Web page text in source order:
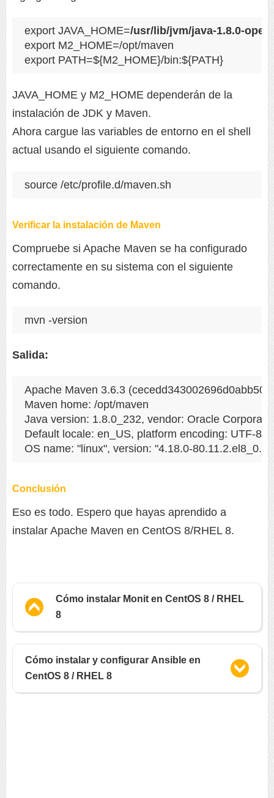
export JAVA_HOME=/usr/lib/jvm/java-1.8.0-
export M2_HOME=/opt/maven
export PATH=${M2_HOME}/bin:${PATH}
JAVA_HOME y M2_HOME dependerán de la
instalación de JDK y Maven.
Ahora cargue las variables de entorno en el shell
actual usando el siguiente comando.
source /etc/profile.d/maven.sh
Verificar la instalación de Maven
Compruebe si Apache Maven se ha configurado
correctamente en su sistema con el siguiente
comando.
mvn -version
Salida:
Apache Maven 3.6.3
Maven home: /opt/maven
Java version: 1.8.0_232, vendor: Oracle
Default locale: en_US, platform encoding: UTF-8
Conclusión
Eso es todo. Espero que hayas aprendido a
instalar Apache Maven en CentOS 8/RHEL 8.
Cómo instalar Monit en CentOS 8 / RHEL
8
Cómo instalar y configurar Ansible en
CentOS 8 / RHEL 8